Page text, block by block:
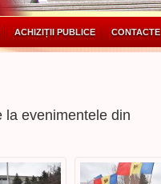
ACHIZIȚII PUBLICE CONTACTE
la evenimentele din